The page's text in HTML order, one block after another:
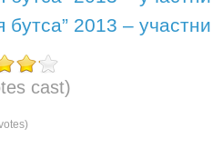
бутса” 2013 –
cast)